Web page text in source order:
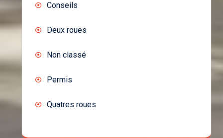
Conseils
Deux roues
Non classé
Permis
Quatres roues